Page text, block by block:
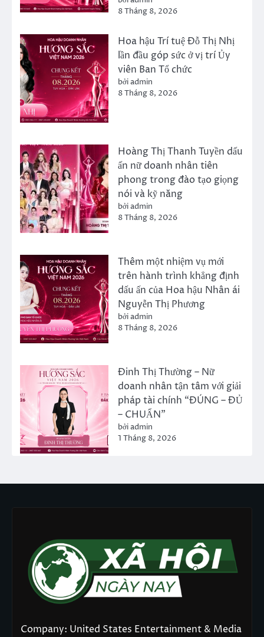
8 Tháng 8, 2026
Hoa hậu Trí tuệ Đỗ Thị Nhị
lần đầu góp sức ở vị trí Ủy
viên Ban Tổ chức
bởi admin
8 Tháng 8, 2026
Hoàng Thị Thanh Tuyền dấu
ấn nữ doanh nhân tiên
phong trong đào tạo giọng
nói và kỹ năng
bởi admin
8 Tháng 8, 2026
Thêm một nhiệm vụ mới
trên hành trình khẳng định
dấu ấn của Hoa hậu Nhân ái
Nguyễn Thị Phương
bởi admin
8 Tháng 8, 2026
Đinh Thị Thường – Nữ
doanh nhân tận tâm với giải
pháp tài chính “ĐÚNG – ĐỦ
– CHUẨN”
bởi admin
1 Tháng 8, 2026
Company: United States Entertainment & Media